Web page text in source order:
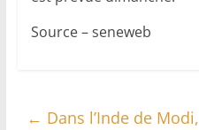
Source – seneweb
← Dans l’Inde de